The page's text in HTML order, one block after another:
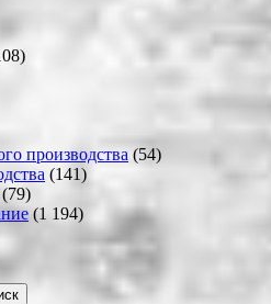
производства (54)
(141)
(79)
(1 194)